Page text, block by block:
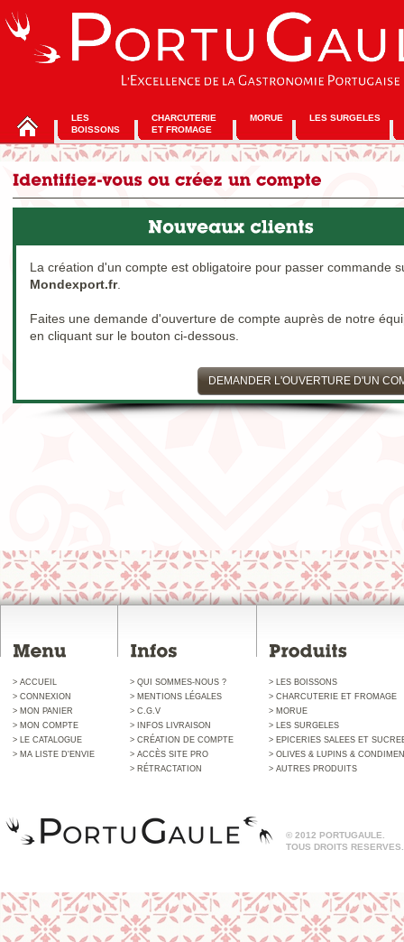
LES
BOISSONS
CHARCUTERIE
ET FROMAGE
MORUE LES SURGELES
La création d'un compte est obligatoire pour passer commande
Mondexport.fr.
Faites une demande d'ouverture de compte auprès de notre
en cliquant sur le bouton ci-dessous.
DEMANDER L'OUVERTURE D'UN
> ACCUEIL
> CONNEXION
> MON PANIER
> MON COMPTE
> LE CATALOGUE
> MA LISTE D'ENVIE
> QUI SOMMES-NOUS ?
> MENTIONS LÉGALES
> C.G.V
> INFOS LIVRAISON
> CRÉATION DE COMPTE
> ACCÈS SITE PRO
> RÉTRACTATION
> LES BOISSONS
> CHARCUTERIE ET FROMAGE
> MORUE
> LES SURGELES
> EPICERIES SALEES ET
> OLIVES & LUPINS &
> AUTRES PRODUITS
© 2012 PORTUGAULE.
TOUS DROITS RESERVES.